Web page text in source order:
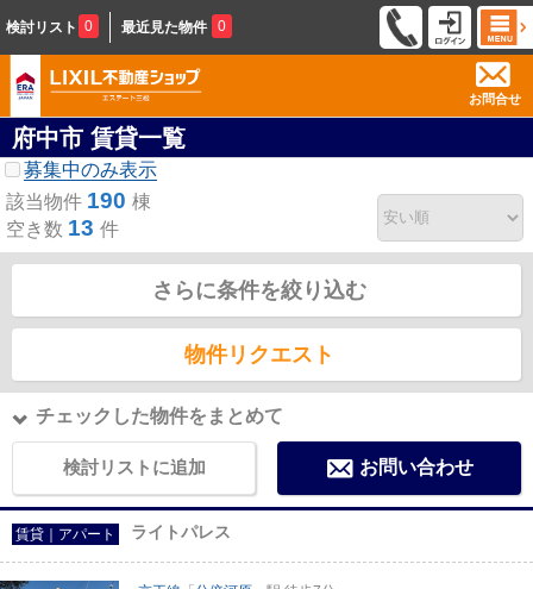
検討リスト 0 最近見た物件 0
お問合せ
府中市 賃貸一覧
募集中のみ表示
該当物件 190 棟
空き数 13 件
さらに条件を絞り込む
物件リクエスト
チェックした物件をまとめて
検討リストに追加 お問い合わせ
賃貸｜アパート ライトパレス